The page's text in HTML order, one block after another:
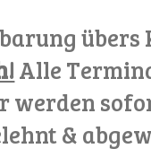
Alle
&